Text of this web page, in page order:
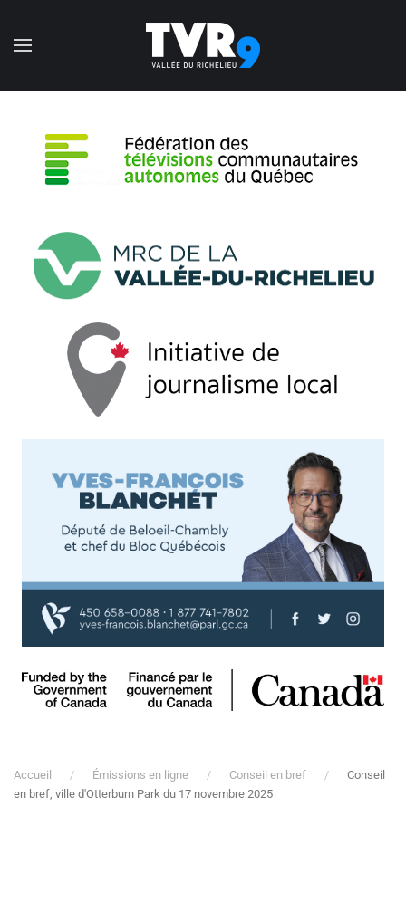
Accéder au contenu principal
Accueil Émissions en ligne Conseil en bref
Conseil
en bref, ville d'Otterburn Park du 17 novembre 2025